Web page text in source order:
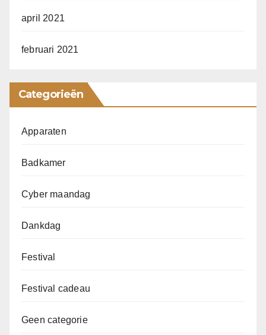
april 2021
februari 2021
Categorieën
Apparaten
Badkamer
Cyber maandag
Dankdag
Festival
Festival cadeau
Geen categorie